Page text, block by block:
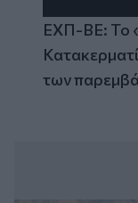
ΕΧΠ-ΒΕ: Το
των